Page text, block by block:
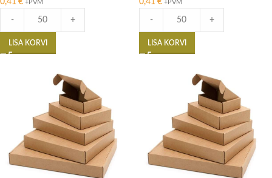
0,41 € +PVM
- +
LISA KORVI
0,41 € +PVM
- +
LISA KORVI